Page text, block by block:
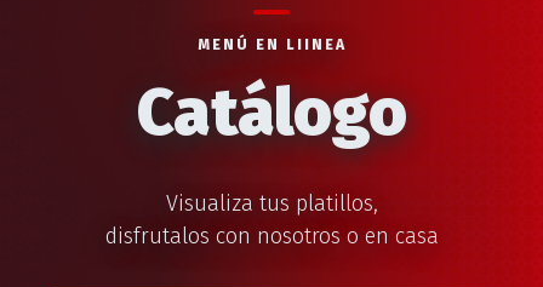
MENÚ EN LIINEA
Catálogo
Visualiza tus platillos,
disfrutalos con nosotros o en casa